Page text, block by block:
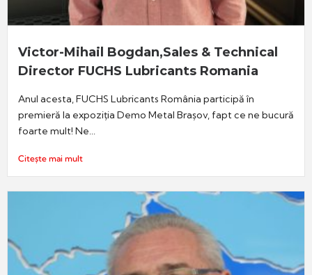
Victor-Mihail Bogdan,Sales & Technical
Director FUCHS Lubricants Romania
Anul acesta, FUCHS Lubricants România participă în
premieră la expoziția Demo Metal Brașov, fapt ce ne bucură
foarte mult! Ne...
Citește mai mult